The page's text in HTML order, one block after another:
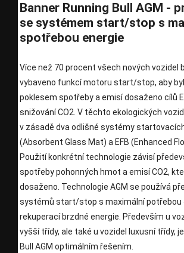
Banner Running Bull AGM -
se systémem start/stop s
spotřebou energie
Více než 70 procent všech nových vozidel
vybaveno funkcí motoru start/stop, aby
poklesem spotřeby a emisí dosaženo cílů
snižování CO2. V těchto ekologických
v zásadě dva odlišné systémy
(Absorbent Glass Mat) a EFB (Enhanced
Použití konkrétní technologie závisí
spotřeby pohonných hmot a emisí CO2,
dosaženo. Technologie AGM se používá
systémů start/stop s maximální potřebou
rekuperací brzdné energie. Především u
vyšší třídy, ale také u vozidel luxusní třídy,
Bull AGM optimálním řešením.